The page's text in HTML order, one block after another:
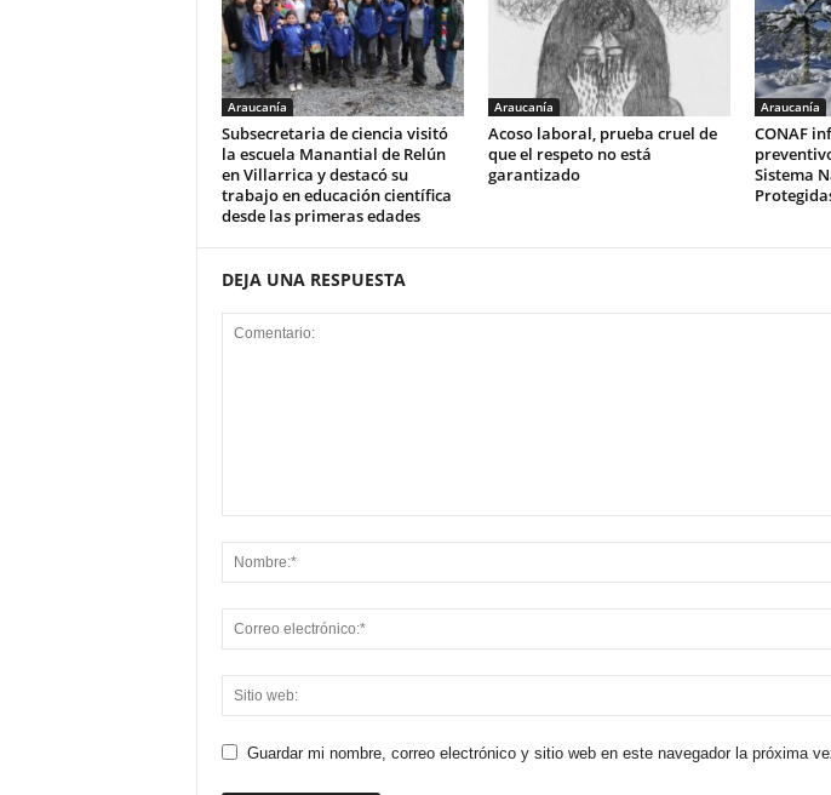
Araucanía
Subsecretaria de ciencia visitó
la escuela Manantial de Relún
en Villarrica y destacó su
trabajo en educación científica
desde las primeras edades
Araucanía
Acoso laboral, prueba cruel de
que el respeto no está
garantizado
Araucanía
CONAF
Sistema
DEJA UNA RESPUESTA
Guardar mi nombre, correo electrónico y sitio web en este navegador la próxima